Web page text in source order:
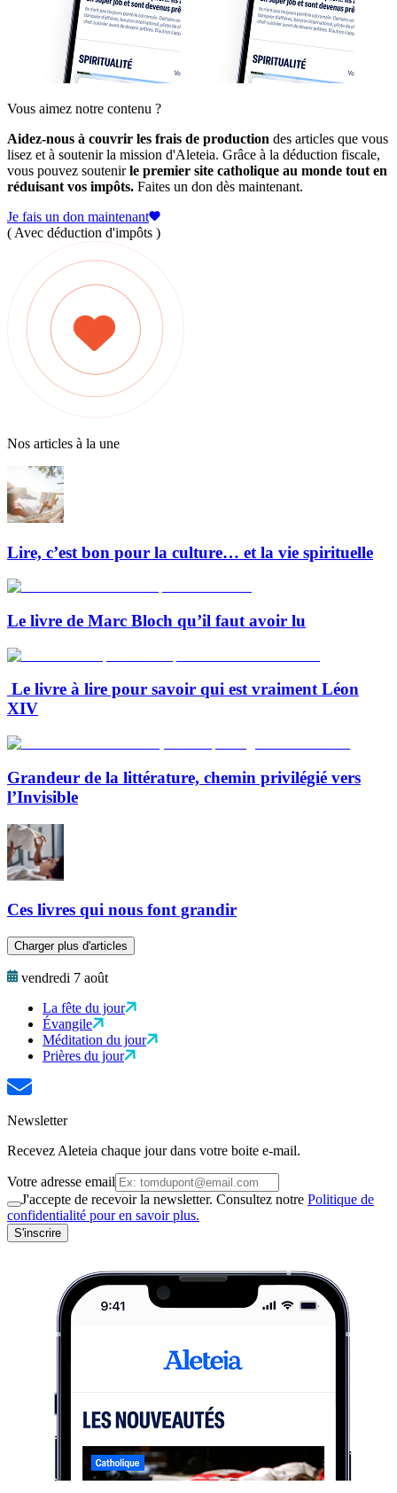
Vous aimez notre contenu ?
Aidez-nous à couvrir les frais de production des articles que vous
lisez et à soutenir la mission d'Aleteia. Grâce à la déduction fiscale,
vous pouvez soutenirle premier site catholique au monde tout en
réduisant vos impôts. Faites un don dès maintenant.
Je fais un don maintenant
( Avec déduction d'impôts )
Nos articles à la une
Lire, c’est bon pour la culture… et la vie spirituelle
Le livre de Marc Bloch qu’il faut avoir lu
Le livre à lire pour savoir qui est vraiment Léon
XIV
Grandeur de la littérature, chemin privilégié vers
l’Invisible
Ces livres qui nous font grandir
Charger plus d'articles
vendredi 7 août
La fête du jour
Évangile
Méditation du jour
Prières du jour
Newsletter
Recevez Aleteia chaque jour dans votre boite e-mail.
Votre adresse email
J'accepte de recevoir la newsletter. Consultez notre Politique de
confidentialité pour en savoir plus.
S'inscrire